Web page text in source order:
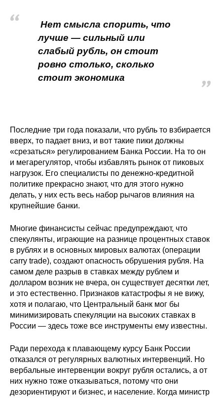
Регулярные прогнозы
Квартальный прогноз
Российская Система Климатического
Мониторинга
Центр «Климатическая политика и
экономика России»
Кафедра МФТИ
Кафедра МАДИ
Аспирантура
Об аспирантуре
Поступление
Обучение
Нормативные документы
Нет смысла спорить, что
лучше — сильный или
слабый рубль, он стоит
ровно столько, сколько
стоит экономика
Последние три года показали, что рубль то взбирается
вверх, то падает вниз, и вот такие пики должны
«срезаться» регулированием Банка России. На то он
и мегарегулятор, чтобы избавлять рынок от пиковых
нагрузок. Его специалисты по денежно-кредитной
политике прекрасно знают, что для этого нужно
делать, у них есть весь набор рычагов влияния на
крупнейшие банки.
Многие финансисты сейчас предупреждают, что
спекулянты, играющие на разнице процентных ставок
в рублях и в основных мировых валютах (операции
carry trade), создают опасность обрушения рубля. На
самом деле разрыв в ставках между рублем и
долларом возник не вчера, он существует десятки лет,
и это естественно. Признаков катастрофы я не вижу,
хотя и полагаю, что Центральный банк мог бы
минимизировать спекуляции на высоких ставках в
России — здесь тоже все инструменты ему известны.
Ради перехода к плавающему курсу Банк России
отказался от регулярных валютных интервенций. Но
вербальные интервенции вокруг рубля остались, а от
них нужно тоже отказываться, потому что они
дезориентируют и бизнес, и население. Когда министр